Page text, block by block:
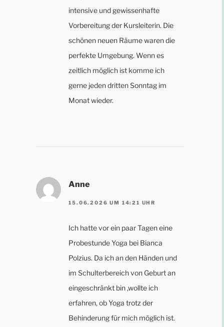
intensive und gewissenhafte
Vorbereitung der Kursleiterin. Die
schönen neuen Räume waren die
perfekte Umgebung. Wenn es
zeitlich möglich ist komme ich
gerne jeden dritten Sonntag im
Monat wieder.
Anne
15.06.2026 UM 14:21 UHR
Ich hatte vor ein paar Tagen eine
Probestunde Yoga bei Bianca
Polzius. Da ich an den Händen und
im Schulterbereich von Geburt an
eingeschränkt bin ,wollte ich
erfahren, ob Yoga trotz der
Behinderung für mich möglich ist.